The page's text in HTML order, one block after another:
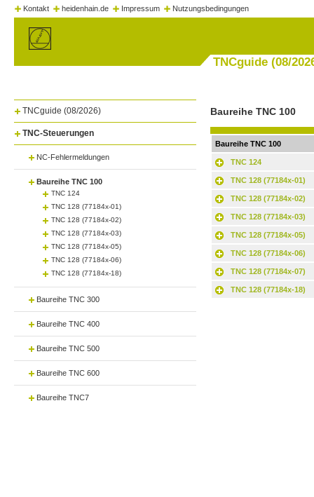
Kontakt heidenhain.de Impressum Nutzungsbedingungen
TNCguide (08/
TNCguide (08/2026)
TNC-Steuerungen
NC-Fehlermeldungen
Baureihe TNC 100
TNC 124
TNC 128 (77184x-01)
TNC 128 (77184x-02)
TNC 128 (77184x-03)
TNC 128 (77184x-05)
TNC 128 (77184x-06)
TNC 128 (77184x-18)
Baureihe TNC 300
Baureihe TNC 400
Baureihe TNC 500
Baureihe TNC 600
Baureihe TNC7
Baureihe TNC 100
Baureihe TNC 100
TNC 124
TNC 128 (77184x-01)
TNC 128 (77184x-02)
TNC 128 (77184x-03)
TNC 128 (77184x-05)
TNC 128 (77184x-06)
TNC 128 (77184x-07)
TNC 128 (77184x-18)